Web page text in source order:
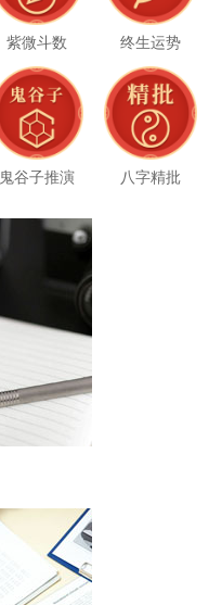
紫微斗数 终生运势
鬼谷子推演 八字精批